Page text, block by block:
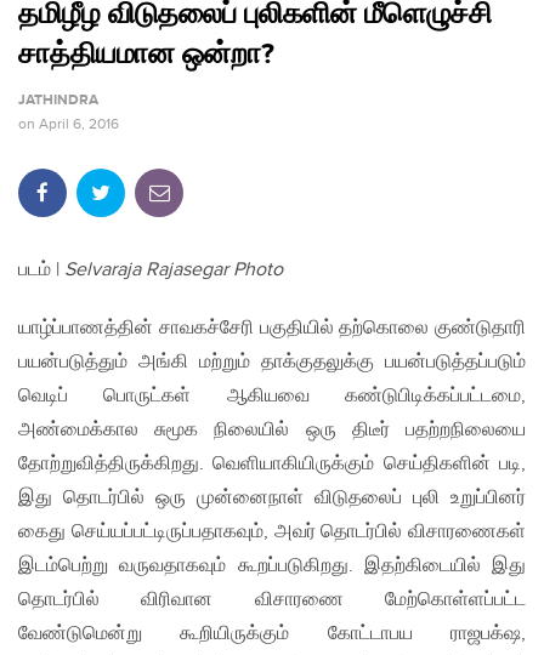
தமிழீழ விடுதலைப் புலிகளின் மீளெழுச்சி
சாத்தியமான ஒன்றா?
JATHINDRA
on April 6, 2016
படம் | Selvaraja Rajasegar Photo
யாழ்ப்பாணத்தின் சாவகச்சேரி பகுதியில் தற்கொலை குண்டுதாரி
பயன்படுத்தும் அங்கி மற்றும் தாக்குதலுக்கு பயன்படுத்தப்படும்
வெடிப் பொருட்கள் ஆகியவை கண்டுபிடிக்கப்பட்டமை,
அண்மைக்கால சுமூக நிலையில் ஒரு திடீர் பதற்றநிலையை
தோற்றுவித்திருக்கிறது. வெளியாகியிருக்கும் செய்திகளின் படி,
இது தொடர்பில் ஒரு முன்னைநாள் விடுதலைப் புலி உறுப்பினர்
கைது செய்யப்பட்டிருப்பதாகவும், அவர் தொடர்பில் விசாரணைகள்
இடம்பெற்று வருவதாகவும் கூறப்படுகிறது. இதற்கிடையில் இது
தொடர்பில் விரிவான விசாரணை மேற்கொள்ளப்பட்ட
வேண்டுமென்று கூறியிருக்கும் கோட்டாபய ராஜபக்‌ஷ,